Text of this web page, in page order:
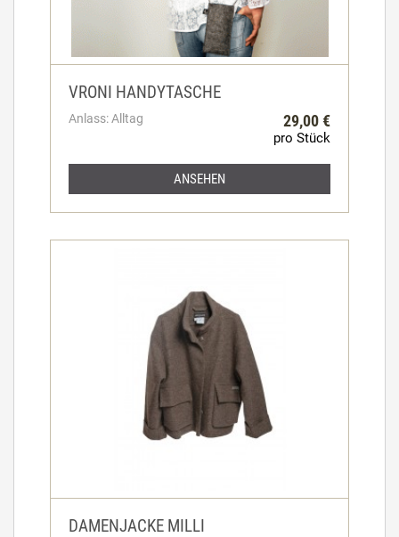
VRONI HANDYTASCHE
Anlass: Alltag 29,00 €
pro Stück
ANSEHEN
DAMENJACKE MILLI